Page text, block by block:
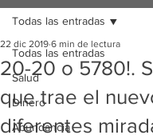
Todas las entradas
Salud
Dinero
Abundancia
Todas las entradas
20-20 o 5780!.
que trae el
diferentes
22 dic 2019 6 min de lectura